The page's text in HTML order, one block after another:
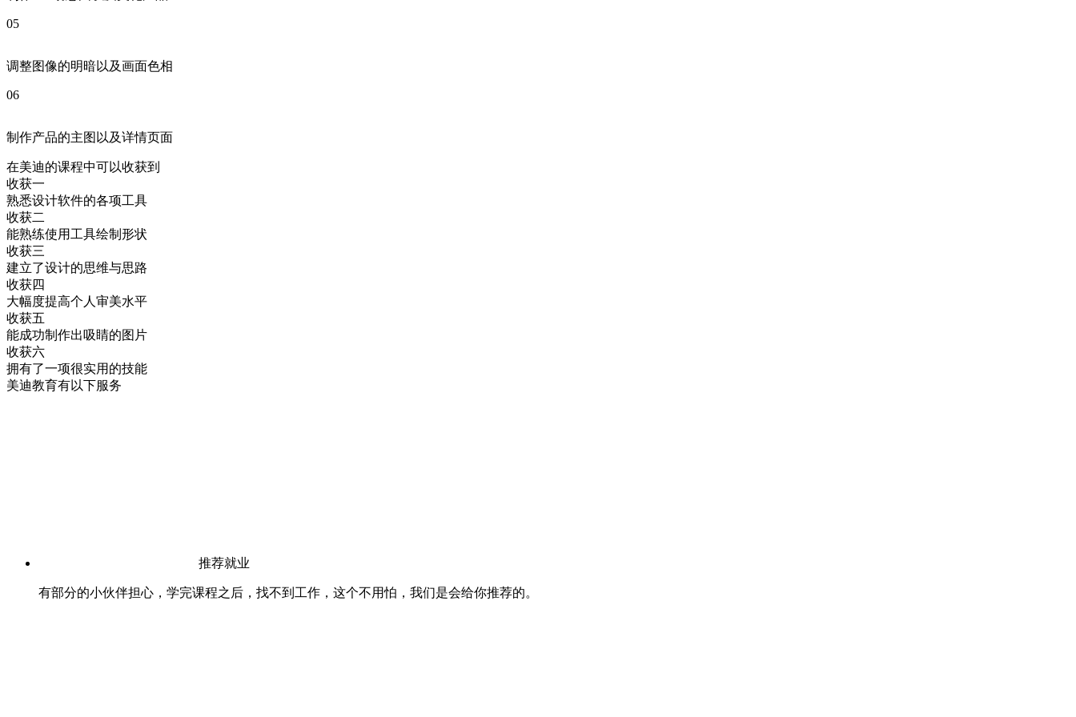
05
调整图像的明暗以及画面色相
06
制作产品的主图以及详情页面
在美迪的课程中可以收获到
收获一
熟悉设计软件的各项工具
收获二
能熟练使用工具绘制形状
收获三
建立了设计的思维与思路
收获四
大幅度提高个人审美水平
收获五
能成功制作出吸睛的图片
收获六
拥有了一项很实用的技能
美迪教育有以下服务
推荐就业
有部分的小伙伴担心，学完课程之后，找不到工作，这个不用怕，我们是会给你推荐的。